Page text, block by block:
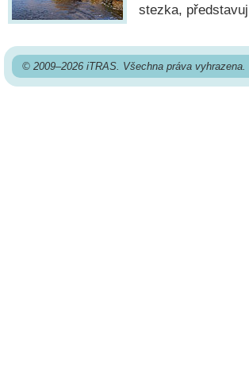
stezka,
© 2009–2026 iTRAS. Všechna práva vyhrazena.